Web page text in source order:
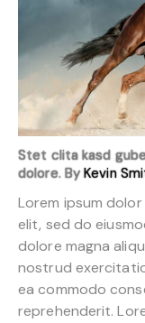
Stet clita kasd
dolore. ByKevin
Lorem ipsum
elit, sed do
dolore magna
nostrud
ea commodo
reprehenderit.